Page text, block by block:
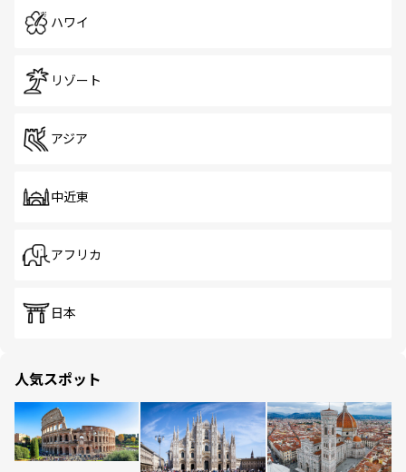
ハワイ
リゾート
アジア
中近東
アフリカ
日本
人気スポット